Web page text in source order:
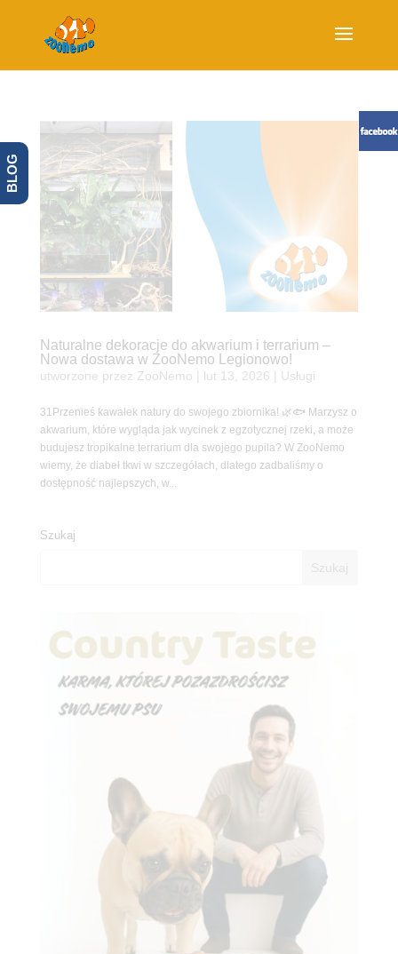
Naturalne dekoracje do akwarium i terrarium –
Nowa dostawa w ZooNemo Legionowo!
utworzone przez ZooNemo lut 13, 2026 Usługi
31Przenieś kawałek natury do swojego zbiornika! 🌿🐟 Marzysz o
akwarium, które wygląda jak wycinek z egzotycznej rzeki, a może
budujesz tropikalne terrarium dla swojego pupila? W ZooNemo
wiemy, że diabeł tkwi w szczegółach, dlatego zadbaliśmy o
dostępność najlepszych, w...
Szukaj
BLOG